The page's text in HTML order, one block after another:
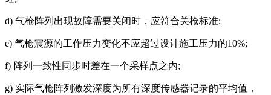
d) 气枪阵列出现故障需要关闭时，应符合关枪标准;
e) 气枪震源的工作压力变化不应超过设计施工压力的10%;
f) 阵列一致性同步时差在一个采样点之内;
g) 实际气枪阵列激发深度为所有深度传感器记录的平均值，